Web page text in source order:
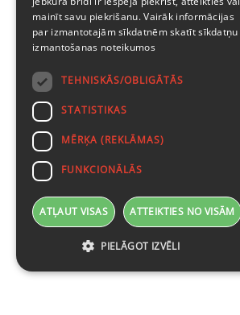
mainīt savu piekrišanu. Vairāk informācijas
par izmantotajām sīkdatnēm skatītsīkdatņu
izmantošanas noteikumos
TEHNISKĀS/OBLIGĀTĀS
STATISTIKAS
MĒRĶA (REKLĀMAS)
FUNKCIONĀLĀS
ATĻAUT VISAS ATTEIKTIES NO VISĀM
PIELĀGOT IZVĒLI